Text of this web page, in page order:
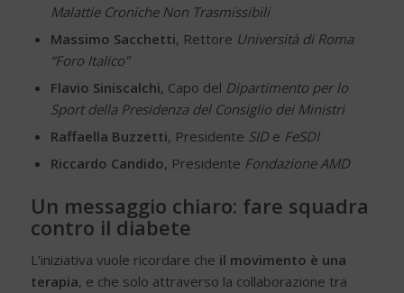
Malattie Croniche Non Trasmissibili
Massimo Sacchetti, Rettore Università di Roma
“Foro Italico”
Flavio Siniscalchi, Capo del Dipartimento per lo
Sport della Presidenza del Consiglio dei Ministri
Raffaella Buzzetti, Presidente SIDe FeSDI
Riccardo Candido, Presidente Fondazione AMD
Un messaggio chiaro: fare squadra
contro il diabete
L’iniziativa vuole ricordare che il movimento è una
terapia, e che solo attraverso la collaborazione tra